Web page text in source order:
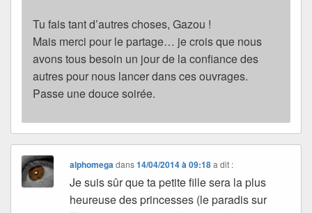
Tu fais tant d’autres choses, Gazou !
Mais merci pour le partage… je crois que nous
avons tous besoin un jour de la confiance des
autres pour nous lancer dans ces ouvrages.
Passe une douce soirée.
alphomegadans14/04/2014 à 09:18 a dit :
Je suis sûr que ta petite fille sera la plus
heureuse des princesses (le paradis sur